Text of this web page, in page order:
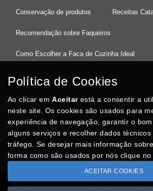
Conservação de produtos Receitas
Recomendação sobre Faqueiros
Como Escolher a Faca de Cozinha Ideal
37°08'27.5"N 8°32'13.9"W
Posso Ajudar?
Todos os valores incluem IVA à taxa em vigor e são
Política de Cookies
Ao clicar emAceitarestá a consentir a
neste site. Os cookies são usados para
experiência de navegação, garantir o
alguns serviços e recolher dados
tráfego. Se desejar mais informação
forma como são usados por nós clique no
ACEITAR COOKIES